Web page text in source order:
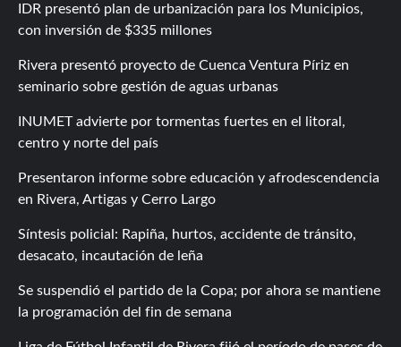
IDR presentó plan de urbanización para los Municipios,
con inversión de $335 millones
Rivera presentó proyecto de Cuenca Ventura Píriz en
seminario sobre gestión de aguas urbanas
INUMET advierte por tormentas fuertes en el litoral,
centro y norte del país
Presentaron informe sobre educación y afrodescendencia
en Rivera, Artigas y Cerro Largo
Síntesis policial: Rapiña, hurtos, accidente de tránsito,
desacato, incautación de leña
Se suspendió el partido de la Copa; por ahora se mantiene
la programación del fin de semana